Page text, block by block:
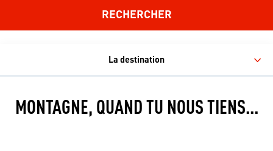
RECHERCHER
La destination
MONTAGNE, QUAND TU NOUS TIENS...